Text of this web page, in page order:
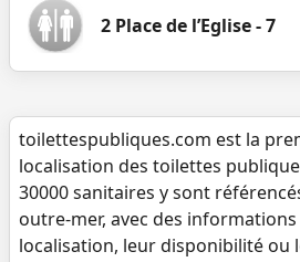
2 Place de l’Eglise - 7
toilettespubliques.com est la
localisation des toilettes
30000 sanitaires y sont
outre-mer, avec des
localisation, leur disponibilité ou